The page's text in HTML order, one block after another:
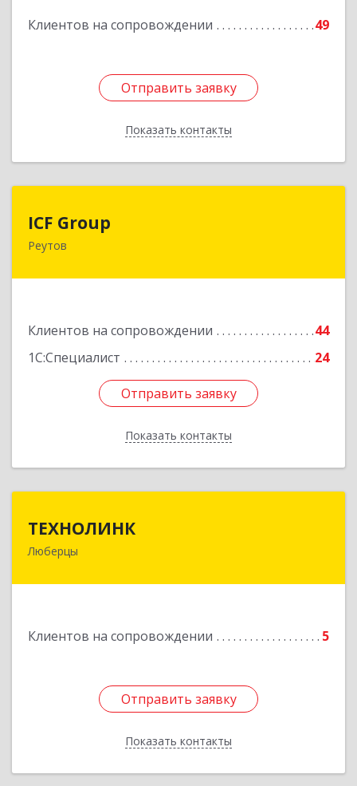
Клиентов на сопровождении 49
Отправить заявку
Показать контакты
Подробнее
Отправить заявку
Назад
ICF Group
Реутов
Клиентов на сопровождении
44
1С:Специалист
24
Отправить заявку
Показать контакты
143965, Московская обл, г.о. Реутов, Реутов г,
Отправить заявку
Назад
ТЕХНОЛИНК
Люберцы
Клиентов на сопровождении 5
Отправить заявку
Показать контакты
140014, г.Люберцы, Октябрьский просп., д.373
Отправить заявку
Назад